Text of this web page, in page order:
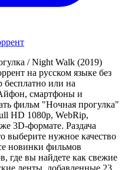
/ Night Walk (2019)
на русском языке без
бесплатно или на
смартфоны и
фильм "Ночная прогулка"
HD 1080p, WebRip,
3D-формате. Раздача
выберите нужное качество
новинки фильмов
где вы найдете как свежие
ленты, добавленные 23